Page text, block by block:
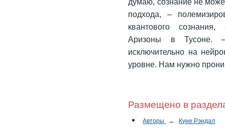
подхода, –
квантового
Аризоны в Тусоне.
исключительно на
уровне. Нам нужно
Размещено в
Авторы →
Куне Рэндал